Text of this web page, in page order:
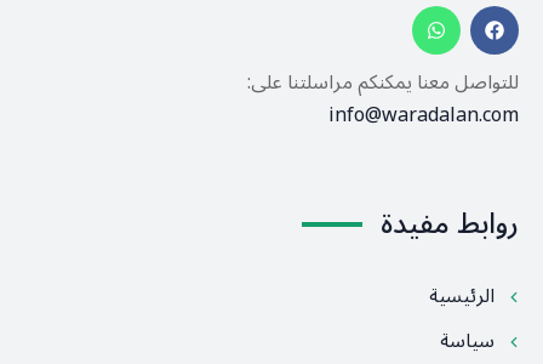
للتواصل معنا يمكنكم مراسلتنا على:
info@waradalan.com
روابط مفيدة
الرئيسية
سياسة